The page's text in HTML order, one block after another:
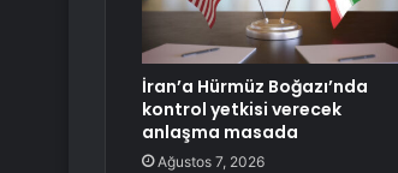
İran’a Hürmüz Boğazı’nda
kontrol yetkisi verecek
anlaşma masada
Ağustos 7, 2026